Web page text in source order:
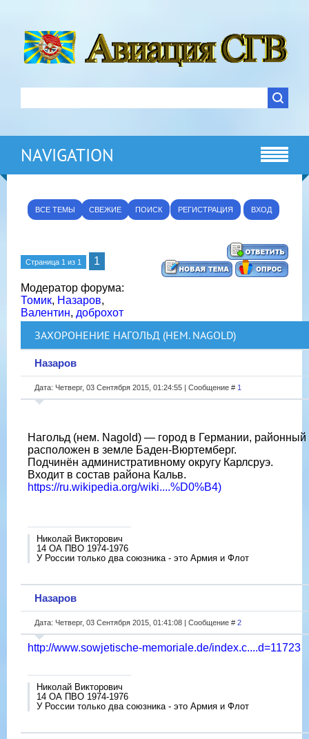
NAVIGATION
ВСЕ ТЕМЫ СВЕЖИЕ ПОИСК РЕГИСТРАЦИЯ ВХОД
Страница 1 из 1 1
Модератор форума:
Томик, Назаров,
Валентин, доброхот
ЗАХОРОНЕНИЕ НАГОЛЬД (НЕМ. NAGOLD)
Назаров
Дата: Четверг, 03 Сентября 2015, 01:24:55 | Сообщение # 1
Нагольд (нем. Nagold) — город в Германии, районный
расположен в земле Баден-Вюртемберг.
Подчинён административному округу Карлсруэ.
Входит в состав района Кальв.
https://ru.wikipedia.org/wiki....%D0%B4)
Николай Викторович
14 ОА ПВО 1974-1976
У России только два союзника - это Армия и Флот
Назаров
Дата: Четверг, 03 Сентября 2015, 01:41:08 | Сообщение # 2
http://www.sowjetische-memoriale.de/index.c....d=11723
Николай Викторович
14 ОА ПВО 1974-1976
У России только два союзника - это Армия и Флот